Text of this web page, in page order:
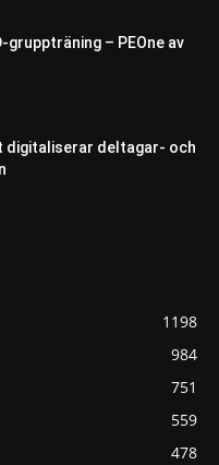
– PEOne av
digitaliserar deltagar- och
1198
984
751
559
478